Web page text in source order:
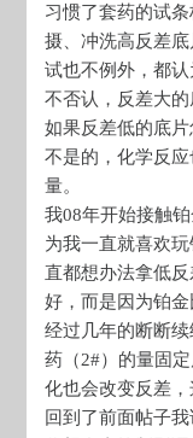
习惯了套药的试
摄、冲洗高反差
试也不例外，都认
不否认，反差大的
如果反差低的底
不是的，化学反
量。
我08年开始接触
为我一直就喜欢
直都想办法拿低
好，而是因为铂金
经过几年的断断
药（2#）的量固
化也会改变反差，
回到了前面帖子